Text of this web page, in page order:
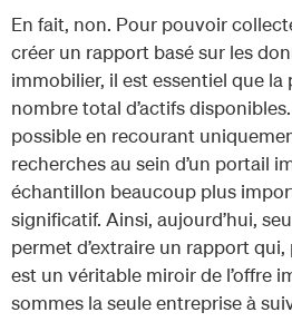
En fait, non. Pour pouvoir
créer un rapport basé sur les
immobilier, il est essentiel que
nombre total d’actifs disponibles.
possible en recourant
recherches au sein d’un portail
échantillon beaucoup plus
significatif. Ainsi, aujourd’hui,
permet d’extraire un rapport
est un véritable miroir de l’offre
sommes la seule entreprise à